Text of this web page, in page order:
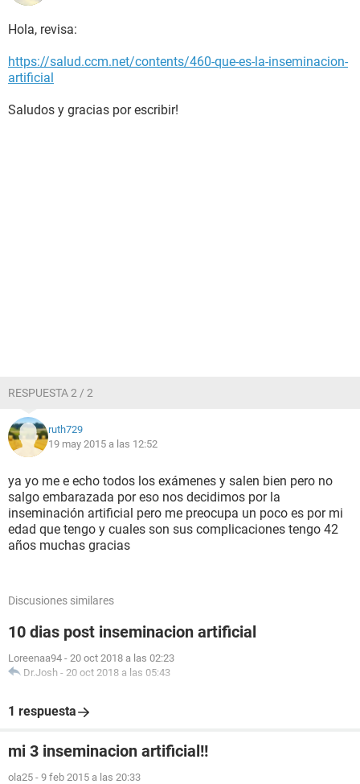
Hola, revisa:
https://salud.ccm.net/contents/460-que-es-la-inseminacion-
artificial
Saludos y gracias por escribir!
RESPUESTA 2 / 2
ruth729
19 may 2015 a las 12:52
ya yo me e echo todos los exámenes y salen bien pero no
salgo embarazada por eso nos decidimos por la
inseminación artificial pero me preocupa un poco es por mi
edad que tengo y cuales son sus complicaciones tengo 42
años muchas gracias
Discusiones similares
10 dias post inseminacion artificial
Loreenaa94 - 20 oct 2018 a las 02:23
Dr.Josh - 20 oct 2018 a las 05:43
1 respuesta
mi 3 inseminacion artificial!!
ola25 - 9 feb 2015 a las 20:33